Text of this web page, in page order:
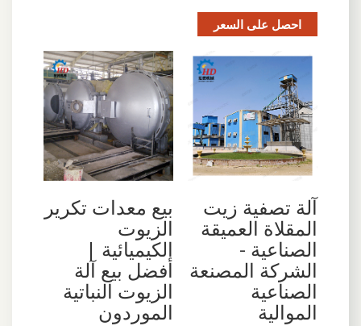
احصل على السعر
آلة تصفية زيت
المقلاة العميقة
الصناعية -
الشركة المصنعة
الصناعية
الموالية
بيع معدات تكرير
الزيوت
الكيميائية |
أفضل بيع آلة
الزيوت النباتية
الموردون